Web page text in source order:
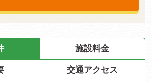
施設料金
交通アクセス